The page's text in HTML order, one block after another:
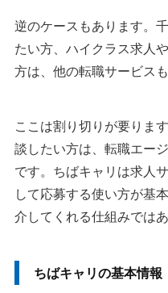
逆のケースもあります。
たい方、ハイクラス求人
方は、他の転職サービス
ここは割り切りが要りま
談したい方は、転職エー
です。ちばキャリは求人
して応募する使い方が基
介してくれる仕組みではあ
ちばキャリの基本情報